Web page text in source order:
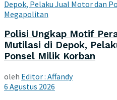
Megapolitan
Polisi Ungkap Motif
Mutilasi di Depok,
Ponsel Milik Korban
oleh Editor : Affandy
6 Agustus 2026